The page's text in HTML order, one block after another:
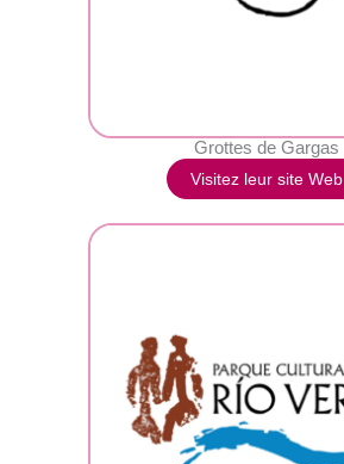
Grottes de Gargas
Visitez leur site Web